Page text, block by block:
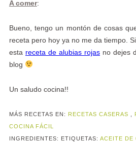
A comer:
Bueno, tengo un montón de cosas
receta pero hoy ya no me da tiempo.
esta receta de alubias rojas no dejes
blog
Un saludo cocina!!
MÁS RECETAS EN: RECETAS CASERAS
COCINA FÁCIL
INGREDIENTES: ETIQUETAS: ACEITE DE